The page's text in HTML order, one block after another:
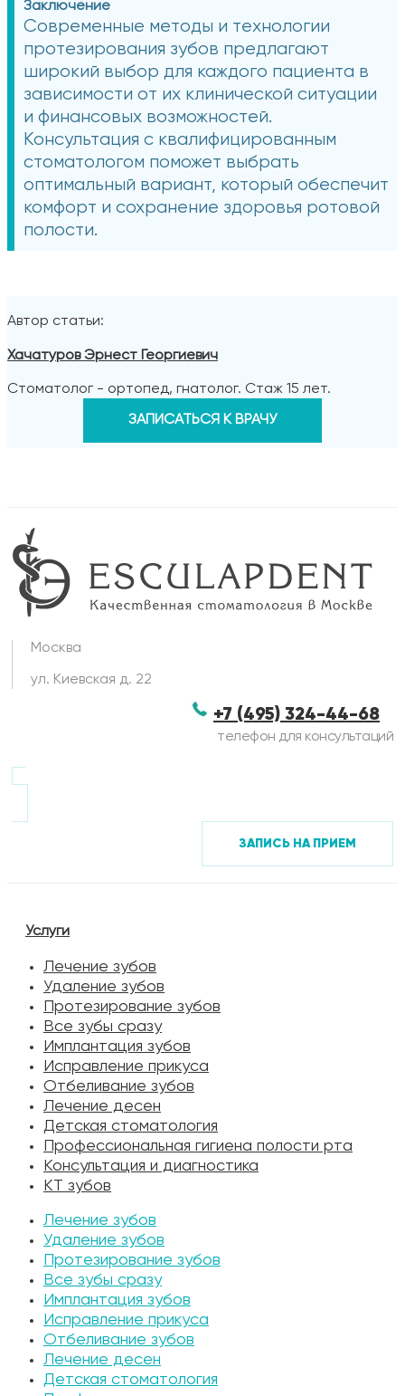
Заключение
Современные методы и технологии
протезирования зубов предлагают
широкий выбор для каждого пациента в
зависимости от их клинической ситуации
и финансовых возможностей.
Консультация с квалифицированным
стоматологом поможет выбрать
оптимальный вариант, который обеспечит
комфорт и сохранение здоровья ротовой
полости.
Автор статьи:
Хачатуров Эрнест Георгиевич
Стоматолог - ортопед, гнатолог. Стаж 15 лет.
ЗАПИСАТЬСЯ К ВРАЧУ
Москва
ул. Киевская д. 22
+7 (495) 324-44-68
телефон для консультаций
ЗАПИСЬ НА ПРИЕМ
Услуги
Лечение зубов
Удаление зубов
Протезирование зубов
Все зубы сразу
Имплантация зубов
Исправление прикуса
Отбеливание зубов
Лечение десен
Детская стоматология
Профессиональная гигиена полости рта
Консультация и диагностика
КТ зубов
Лечение зубов
Удаление зубов
Протезирование зубов
Все зубы сразу
Имплантация зубов
Исправление прикуса
Отбеливание зубов
Лечение десен
Детская стоматология